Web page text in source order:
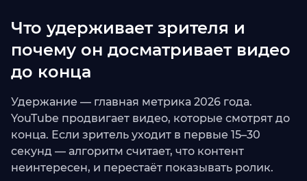
Что удерживает зрителя и
почему он досматривает видео
до конца
Удержание — главная метрика 2026 года.
YouTube продвигает видео, которые смотрят до
конца. Если зритель уходит в первые 15–30
секунд — алгоритм считает, что контент
неинтересен, и перестаёт показывать ролик.